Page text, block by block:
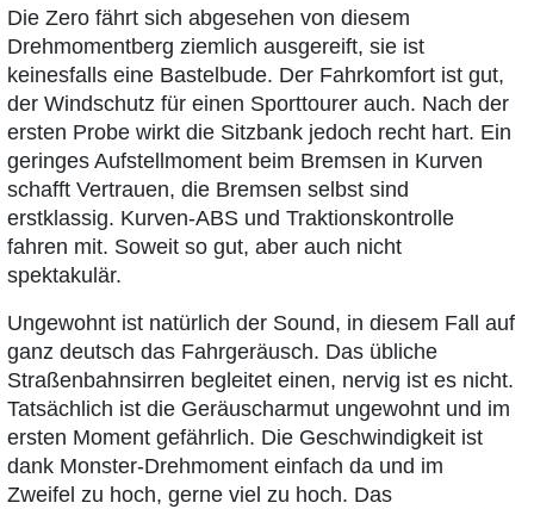
Die Zero fährt sich abgesehen von diesem
Drehmomentberg ziemlich ausgereift, sie ist
keinesfalls eine Bastelbude. Der Fahrkomfort ist gut,
der Windschutz für einen Sporttourer auch. Nach der
ersten Probe wirkt die Sitzbank jedoch recht hart. Ein
geringes Aufstellmoment beim Bremsen in Kurven
schafft Vertrauen, die Bremsen selbst sind
erstklassig. Kurven-ABS und Traktionskontrolle
fahren mit. Soweit so gut, aber auch nicht
spektakulär.
Ungewohnt ist natürlich der Sound, in diesem Fall auf
ganz deutsch das Fahrgeräusch. Das übliche
Straßenbahnsirren begleitet einen, nervig ist es nicht.
Tatsächlich ist die Geräuscharmut ungewohnt und im
ersten Moment gefährlich. Die Geschwindigkeit ist
dank Monster-Drehmoment einfach da und im
Zweifel zu hoch, gerne viel zu hoch. Das